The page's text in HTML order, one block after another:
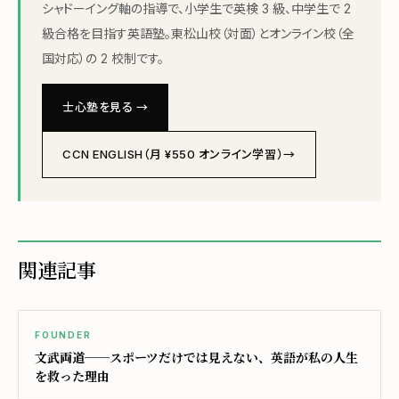
シャドーイング軸の指導で、小学生で英検 3 級、中学生で 2
級合格を目指す英語塾。東松山校（対面）とオンライン校（全
国対応）の 2 校制です。
士心塾を見る →
CCN ENGLISH（月 ¥550 オンライン学習）→
関連記事
FOUNDER
文武両道──スポーツだけでは見えない、英語が私の人生
を救った理由